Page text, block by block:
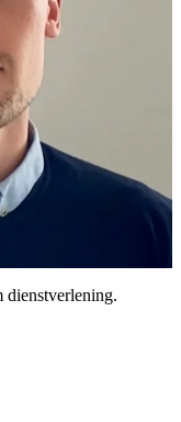
dienstverlening.